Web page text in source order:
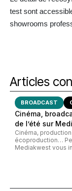
test sont
showrooms
Articles
BROADCAST
Cinéma,
de l’été sur
Cinéma,
écoproduction…
Mediakwest vous